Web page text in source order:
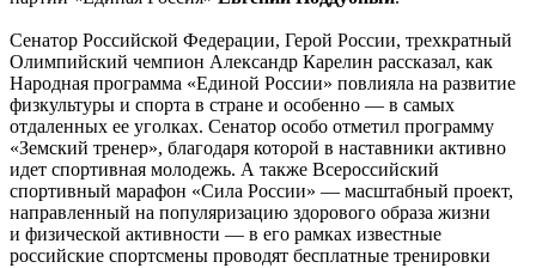
Сенатор Российской Федерации, Герой России, трехкратный
Олимпийский чемпион Александр Карелин рассказал, как
Народная программа «Единой России» повлияла на развитие
физкультуры и спорта в стране и особенно — в самых
отдаленных ее уголках. Сенатор особо отметил программу
«Земский тренер», благодаря которой в наставники активно
идет спортивная молодежь. А также Всероссийский
спортивный марафон «Сила России» — масштабный проект,
направленный на популяризацию здорового образа жизни
и физической активности — в его рамках известные
российские спортсмены проводят бесплатные тренировки